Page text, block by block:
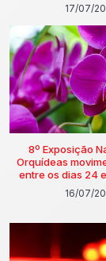
17/07/
8º Exposição
Orquídeas
entre os dias 24
16/07/